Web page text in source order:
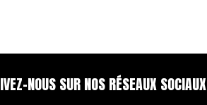
NOUS SUR NOS RÉSEAUX SOCIAUX